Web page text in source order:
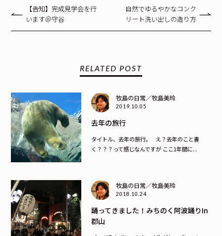
【告知】完成見学会を行
います＠守谷
自然でゆるやかなコンク
リート洗い出しの造り方
RELATED POST
牧島の日常／牧島美玲
2019.10.05
去年の旅行
タイトル、去年の旅行。 え？去年のこと書
く？？？って感じなんですが ここ1年間に...
牧島の日常／牧島美玲
2018.10.24
踊ってきました！みちのく阿波踊りin
郡山